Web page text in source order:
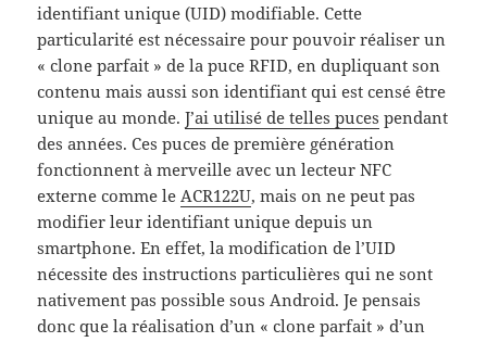
identifiant unique (UID) modifiable. Cette
particularité est nécessaire pour pouvoir réaliser un
« clone parfait » de la puce RFID, en dupliquant son
contenu mais aussi son identifiant qui est censé être
unique au monde.J’ai utilisé de telles puces pendant
des années. Ces puces de première génération
fonctionnent à merveille avec un lecteur NFC
externe comme le ACR122U, mais on ne peut pas
modifier leur identifiant unique depuis un
smartphone. En effet, la modification de l’UID
nécessite des instructions particulières qui ne sont
nativement pas possible sous Android. Je pensais
donc que la réalisation d’un « clone parfait » d’un